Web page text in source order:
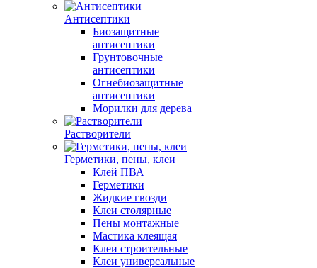
Антисептики
Биозащитные
антисептики
Грунтовочные
антисептики
Огнебиозащитные
антисептики
Морилки для дерева
Растворители
Герметики, пены, клеи
Клей ПВА
Герметики
Жидкие гвозди
Клеи столярные
Пены монтажные
Мастика клеящая
Клеи строительные
Клеи универсальные